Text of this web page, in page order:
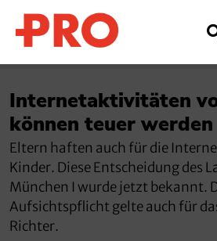
Internetaktivitäten
können teuer werden
Eltern haften auch für die
Kinder. Diese Entscheidung des
München I wurde jetzt bekannt.
Aufsichtspflicht gelte auch für
Richter.